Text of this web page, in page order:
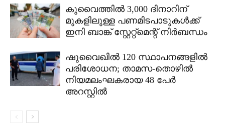
കുവൈത്തിൽ 3,000 ദിനാറിന്
മുകളിലുള്ള പണമിടപാടുകൾക്ക്
ഇനി ബാങ്ക് സ്റ്റേറ്റ്മെന്റ് നിർബന്ധം
ഷുവൈഖിൽ 120 സ്ഥാപനങ്ങളിൽ
പരിശോധന; താമസ-തൊഴിൽ
നിയമലംഘകരായ 48 പേർ
അറസ്റ്റിൽ